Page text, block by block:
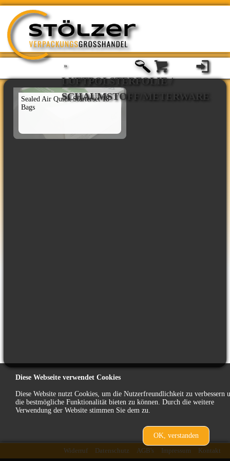
»
LUFTPOLSTERFOLIE /
SCHAUMSTOFF/METERWARE
Sealed Air Quick Starterset 18
Bags
Kontakt
Impressum
AGB's
Datenschutz
Widerruf
Diese Webseite verwendet Cookies
Diese Website nutzt Cookies, um die Nutzerfreundlichkeit zu verbessern
die bestmögliche Funktionalität bieten zu können. Durch die weitere
Verwendung der Website stimmen Sie dem zu.
OK, verstanden